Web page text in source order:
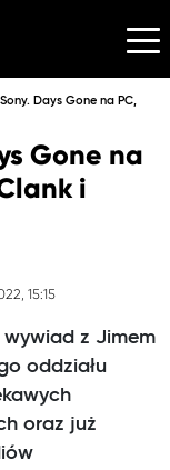
Days Gone na PC,
Gone na
i
15:15
wywiad z Jimem
oddziału
oraz już